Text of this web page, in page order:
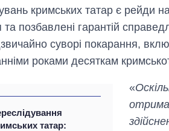
кримських татар є рейди на
позбавлені гарантій
суворі покарання,
роками десяткам
татар:
«